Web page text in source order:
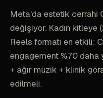
Meta'da estetik cerrahi
değişiyor. Kadın
Reels formatı en etkili;
engagement %70 daha
+ ağır müzik + klinik
edilmeli.